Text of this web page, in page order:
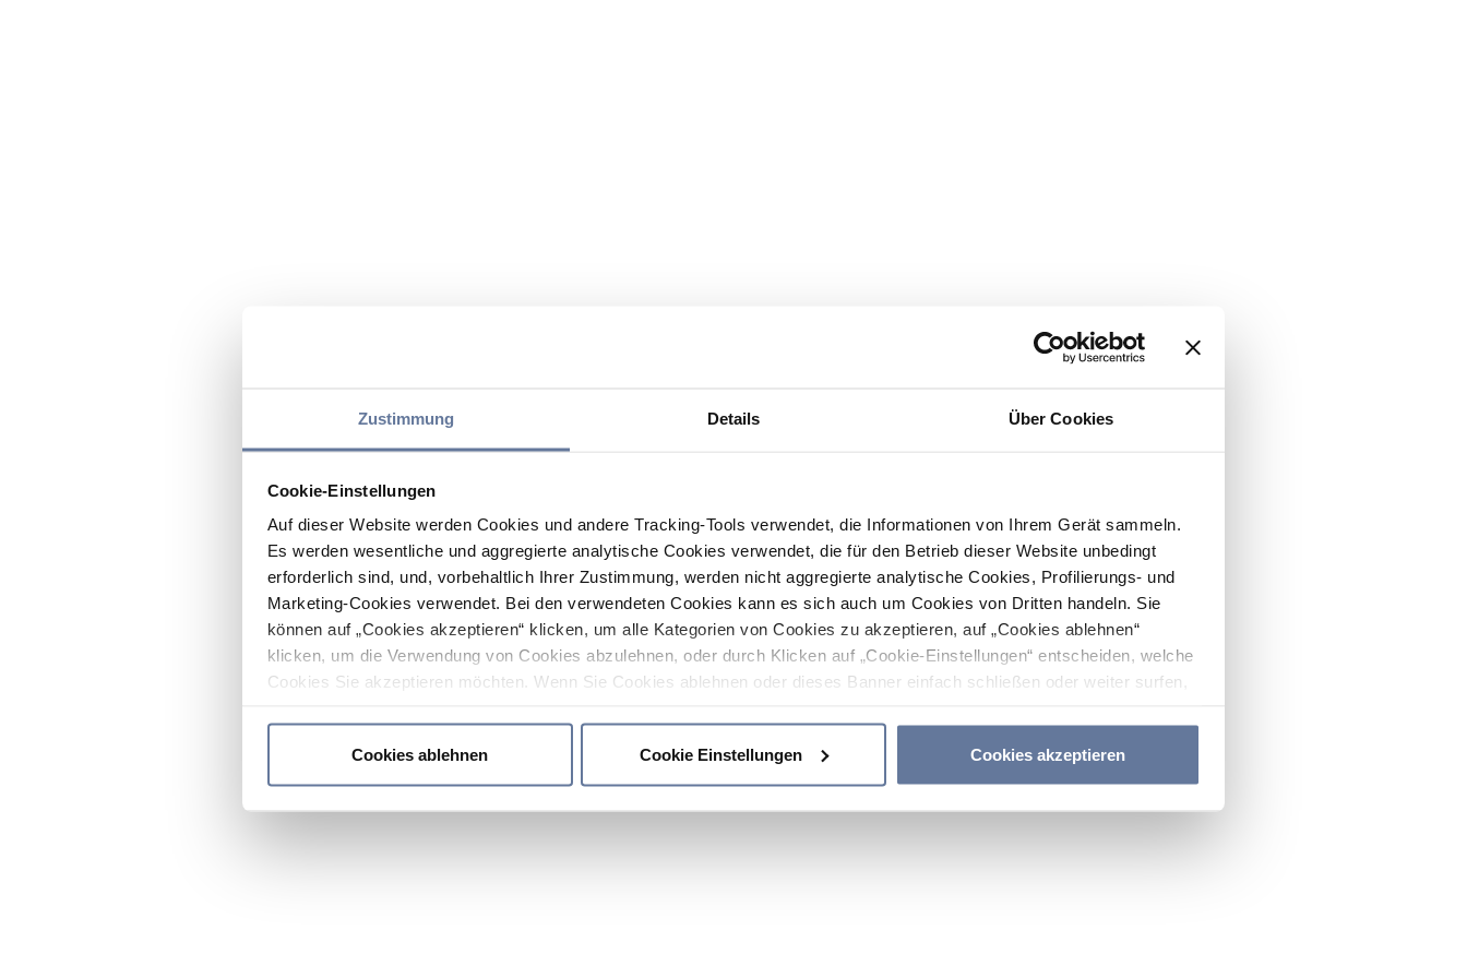
Zustimmung Details Über Cookies
Cookie-Einstellungen
Auf dieser Website werden Cookies und andere Tracking-Tools verwendet, die Informationen von Ihrem Gerät sammeln.
Es werden wesentliche und aggregierte analytische Cookies verwendet, die für den Betrieb dieser Website unbedingt
erforderlich sind, und, vorbehaltlich Ihrer Zustimmung, werden nicht aggregierte analytische Cookies, Profilierungs- und
Marketing-Cookies verwendet. Bei den verwendeten Cookies kann es sich auch um Cookies von Dritten handeln. Sie
können auf „Cookies akzeptieren“ klicken, um alle Kategorien von Cookies zu akzeptieren, auf „Cookies ablehnen“
klicken, um die Verwendung von Cookies abzulehnen, oder durch Klicken auf „Cookie-Einstellungen“ entscheiden, welche
Cookies Sie akzeptieren möchten. Wenn Sie Cookies ablehnen oder dieses Banner einfach schließen oder weiter surfen,
Cookies ablehnen
Cookie Einstellungen Cookies akzeptieren